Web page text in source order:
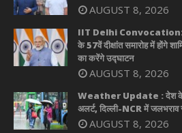
AUGUST 8, 2026
IIT Delhi Convocation:
के 57वें दीक्षांत समारोह में होंगे
का करेंगे उद्घाटन
AUGUST 8, 2026
Weather Update : देश के कई
अलर्ट, दिल्ली-NCR में जलभराव
AUGUST 8, 2026